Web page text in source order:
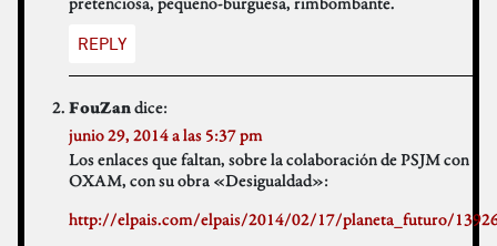
REPLY
FouZandice:
junio 29, 2014 a las 5:37 pm
Los enlaces que faltan, sobre la colaboración de PSJM con
OXAM, con su obra «Desigualdad»:
http://elpais.com/elpais/2014/02/17/planeta_futuro/